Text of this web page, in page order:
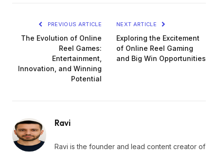
PREVIOUS ARTICLE
The Evolution of Online
Reel Games:
Entertainment,
Innovation, and Winning
Potential
NEXT ARTICLE
Exploring the Excitement
of Online Reel Gaming
and Big Win Opportunities
Ravi
Ravi is the founder and lead content creator of